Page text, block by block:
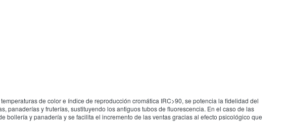
de color e índice de reproducción cromática IRC>90, se potencia la fidelidad del
panaderías y fruterías, sustituyendo los antiguos tubos de fluorescencia. En el caso de las
y panadería y se facilita el incremento de las ventas gracias al efecto psicológico que